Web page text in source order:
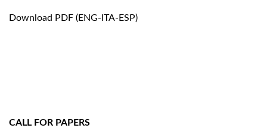
Download PDF (ENG-ITA-ESP)
CALL FOR PAPERS